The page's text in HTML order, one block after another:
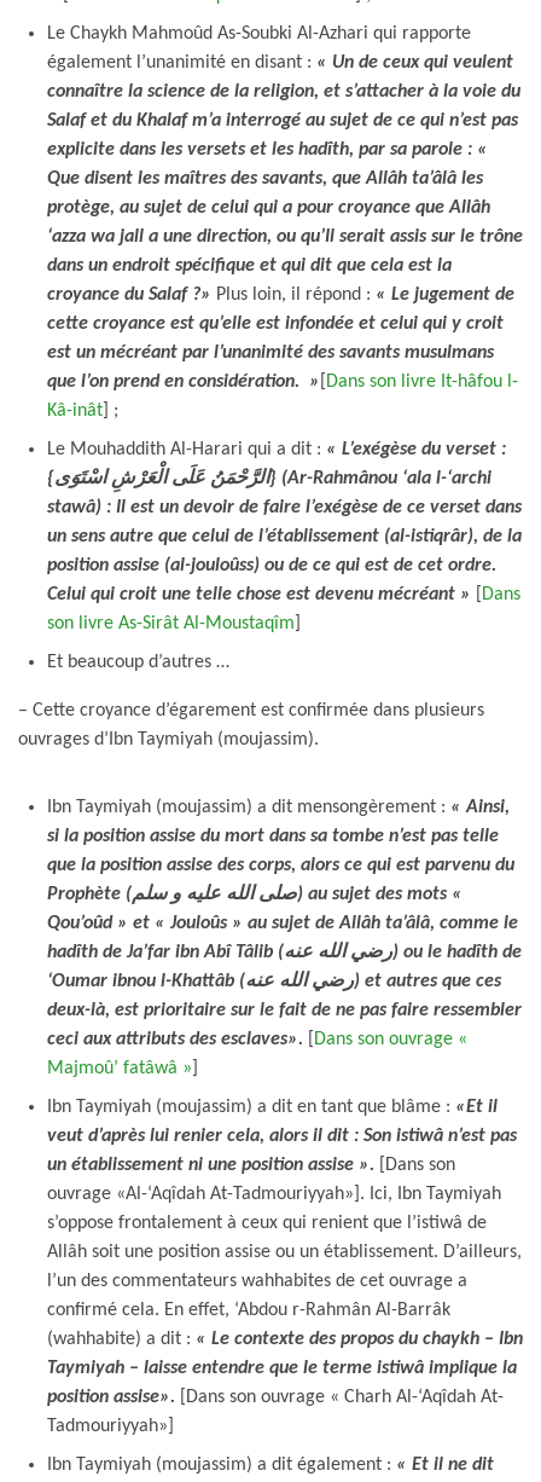
Le Chaykh Mahmoûd As-Soubki Al-Azhari qui rapporte
également l’unanimité en disant : « Un de ceux qui veulent
connaître la science de la religion, et s’attacher à la voie du
Salaf et du Khalaf m’a interrogé au sujet de ce qui n’est pas
explicite dans les versets et les hadîth, par sa parole : «
Que disent les maîtres des savants, que Allâh ta’âlâ les
protège, au sujet de celui qui a pour croyance que Allâh
‘azza wa jall a une direction, ou qu’Il serait assis sur le trône
dans un endroit spécifique et qui dit que cela est la
croyance du Salaf ?» Plus loin, il répond : « Le jugement de
cette croyance est qu’elle est infondée et celui qui y croit
est un mécréant par l’unanimité des savants musulmans
que l’on prend en considération. » Dans son livre It-hâfou l-
Kâ-inât ] ;
Le Mouhaddith Al-Harari qui a dit : « L’exégèse du verset :
{الرَّحْمَنُ عَلَى الْعَرْشِ اسْتَوَى} (Ar-Rahmânou ‘ala l-‘archi
stawâ) : Il est un devoir de faire l’exégèse de ce verset dans
un sens autre que celui de l’établissement (al-istiqrâr), de la
position assise (al-jouloûss) ou de ce qui est de cet ordre.
Celui qui croit une telle chose est devenu mécréant »
Dans
son livre As-Sirât Al-Moustaqîm
Et beaucoup d’autres …
– Cette croyance d’égarement est confirmée dans plusieurs
ouvrages d’Ibn Taymiyah (moujassim).
Ibn Taymiyah (moujassim) a dit mensongèrement : « Ainsi,
si la position assise du mort dans sa tombe n’est pas telle
que la position assise des corps, alors ce qui est parvenu du
Prophète (صلى الله عليه و سلم) au sujet des mots «
Qou’oûd » et « Jouloûs » au sujet de Allâh ta’âlâ, comme le
hadîth de Ja’far ibn Abî Tâlib (رضي الله عنه) ou le hadîth de
‘Oumar ibnou l-Khattâb (رضي الله عنه) et autres que ces
deux-là, est prioritaire sur le fait de ne pas faire ressembler
ceci aux attributs des esclaves».
Dans son ouvrage «
Majmoû’ fatâwâ »
Ibn Taymiyah (moujassim) a dit en tant que blâme : «Et il
veut d’après lui renier cela, alors il dit : Son istiwâ n’est pas
un établissement ni une position assise ».
[Dans son
ouvrage «Al-‘Aqîdah At-Tadmouriyyah»]. Ici, Ibn Taymiyah
s’oppose frontalement à ceux qui renient que l’istiwâ de
Allâh soit une position assise ou un établissement. D’ailleurs,
l’un des commentateurs wahhabites de cet ouvrage a
confirmé cela. En effet, ‘Abdou r-Rahmân Al-Barrâk
(wahhabite) a dit : « Le contexte des propos du chaykh – Ibn
Taymiyah – laisse entendre que le terme istiwâ implique la
position assise».
[Dans son ouvrage « Charh Al-‘Aqîdah At-
Tadmouriyyah»]
Ibn Taymiyah (moujassim) a dit également : « Et il ne dit